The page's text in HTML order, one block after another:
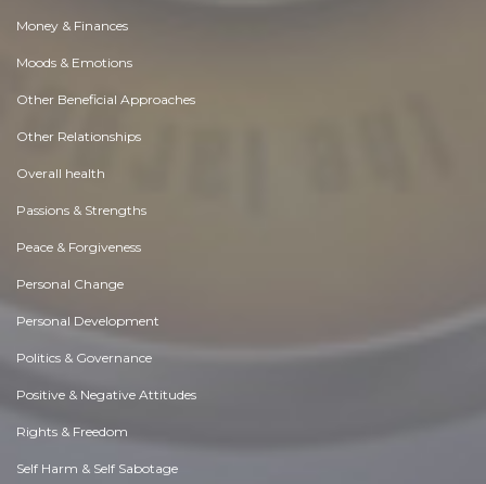
Money & Finances
Moods & Emotions
Other Beneficial Approaches
Other Relationships
Overall health
Passions & Strengths
Peace & Forgiveness
Personal Change
Personal Development
Politics & Governance
Positive & Negative Attitudes
Rights & Freedom
Self Harm & Self Sabotage